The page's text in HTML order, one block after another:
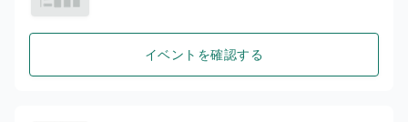
イベントを確認する